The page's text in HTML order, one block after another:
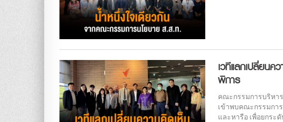
เวทีแลกเปลี่ยน
พิการ
คณะกรรมการบริหา
เข้าพบคณะกรรมกา
และหารือ เพื่อยกระ